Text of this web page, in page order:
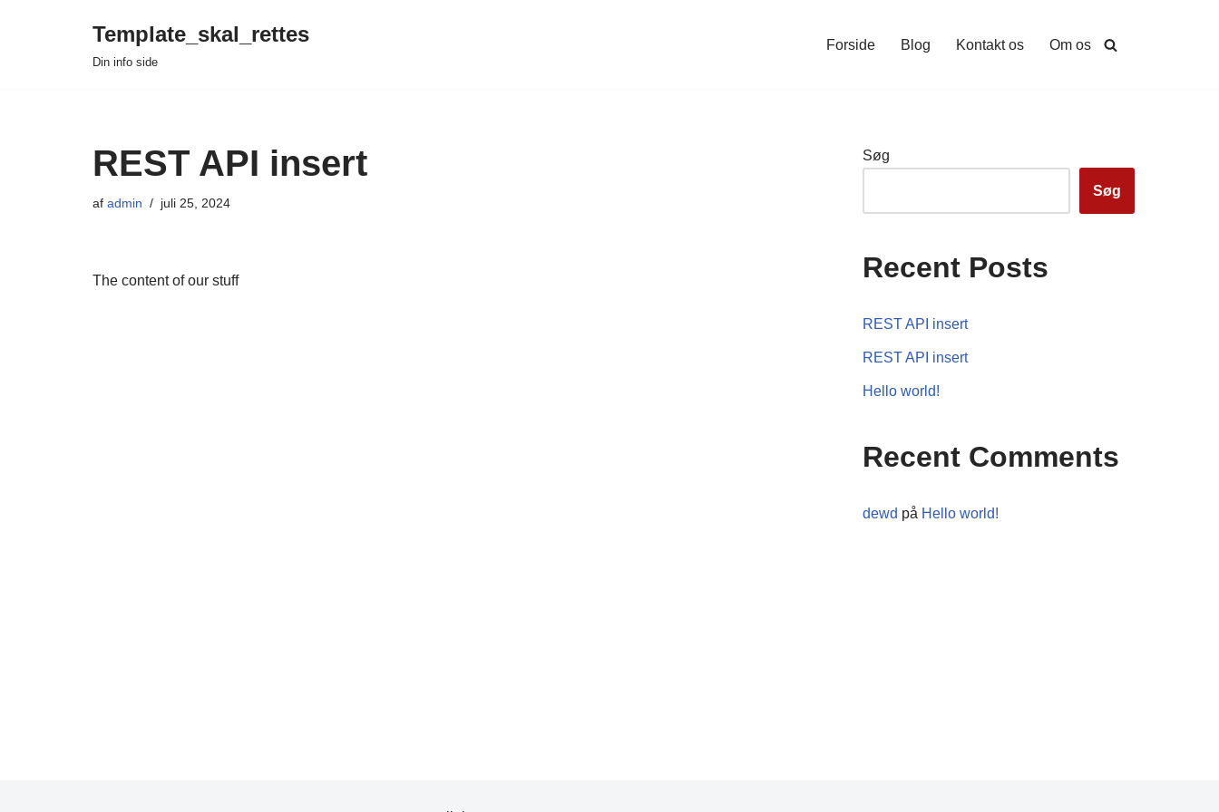
Template_skal_rettes
Din info side
Forside Blog Kontakt os Om os
REST API insert
af admin juli 25, 2024
The content of our stuff
Søg
Søg
Recent Posts
REST API insert
REST API insert
Hello world!
Recent Comments
dewd på Hello world!